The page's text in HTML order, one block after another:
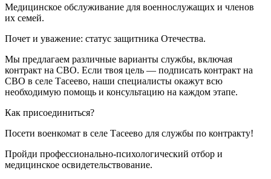
Медицинское обслуживание для военнослужащих и членов
их семей.
Почет и уважение: статус защитника Отечества.
Мы предлагаем различные варианты службы, включая
контракт на СВО. Если твоя цель — подписать контракт на
СВО в селе Тасеево, наши специалисты окажут всю
необходимую помощь и консультацию на каждом этапе.
Как присоединиться?
Посети военкомат в селе Тасеево для службы по контракту!
Пройди профессионально-психологический отбор и
медицинское освидетельствование.